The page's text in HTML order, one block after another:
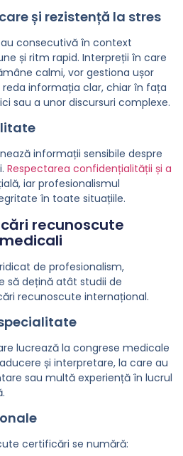
și rezistență la stres
consecutivă în context
și ritm rapid. Interpreții în care
calmi, vor gestiona ușor
informația clar, chiar în fața
sau a unor discursuri complexe.
informații sensibile despre
Respectarea confidențialității și a
iar profesionalismul
în toate situațiile.
recunoscute
de profesionalism,
să dețină atât studii de
recunoscute internațional.
lucrează la congrese medicale
și interpretare, la care au
sau multă experiență în lucrul
certificări se numără: